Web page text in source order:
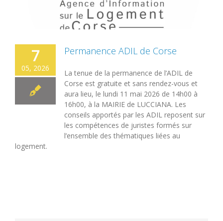
7
05, 2026
Permanence ADIL de Corse
La tenue de la permanence de l’ADIL de
Corse est gratuite et sans rendez-vous et
aura lieu, le lundi 11 mai 2026 de 14h00 à
16h00, à la MAIRIE de LUCCIANA. Les
conseils apportés par les ADIL reposent sur
les compétences de juristes formés sur
l’ensemble des thématiques liées au
logement.